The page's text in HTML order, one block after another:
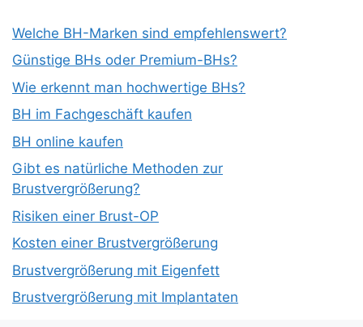
Welche BH-Marken sind empfehlenswert?
Günstige BHs oder Premium-BHs?
Wie erkennt man hochwertige BHs?
BH im Fachgeschäft kaufen
BH online kaufen
Gibt es natürliche Methoden zur
Brustvergrößerung?
Risiken einer Brust-OP
Kosten einer Brustvergrößerung
Brustvergrößerung mit Eigenfett
Brustvergrößerung mit Implantaten